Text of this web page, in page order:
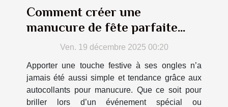
Comment créer une
manucure de fête parfaite
avec des autocollants
Ven. 19 décembre 2025 00:20
Apporter une touche festive à ses ongles n’a
jamais été aussi simple et tendance grâce aux
autocollants pour manucure. Que ce soit pour
briller lors d’un événement spécial ou